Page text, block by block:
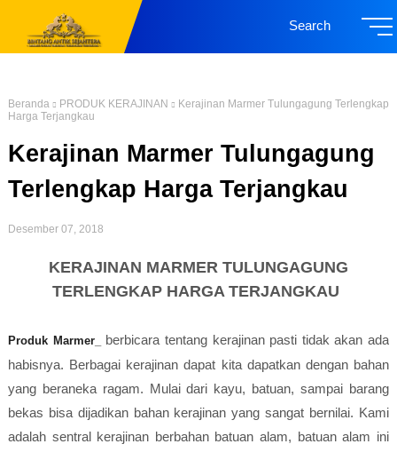
Search
Beranda PRODUK KERAJINAN
Kerajinan Marmer Tulungagung Terlengkap
Harga Terjangkau
Kerajinan Marmer Tulungagung
Terlengkap Harga Terjangkau
Desember 07, 2018
KERAJINAN MARMER TULUNGAGUNG
TERLENGKAP HARGA TERJANGKAU
Produk Marmer_
berbicara tentang kerajinan pasti tidak akan ada
habisnya. Berbagai kerajinan dapat kita dapatkan dengan bahan
yang beraneka ragam. Mulai dari kayu, batuan, sampai barang
bekas bisa dijadikan bahan kerajinan yang sangat bernilai. Kami
adalah sentral kerajinan berbahan batuan alam, batuan alam ini